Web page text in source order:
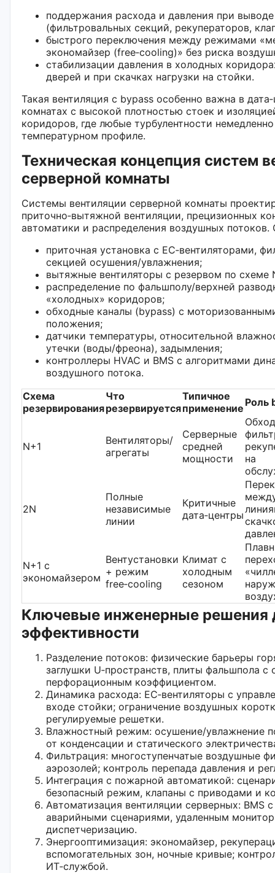
поддержания расхода и давления при
(фильтровальных секций, рекуператоров,
быстрого переключения между режимами
экономайзер (free‑cooling)» без риска
стабилизации давления в холодных
дверей и при скачках нагрузки на стойки.
Такая вентиляция с bypass особенно важна в
комнатах с высокой плотностью стоек и
коридоров, где любые турбулентности
температурном профиле.
Техническая концепция систем
серверной комнаты
Системы вентиляции серверной комнаты
приточно‑вытяжной вентиляции, прецизионных
автоматики и распределения воздушных
приточная установка с EC‑вентиляторами,
секцией осушения/увлажнения;
вытяжные вентиляторы с резервом по схеме
распределение по фальшполу/верхней
«холодных» коридоров;
обходные каналы (bypass) с
положения;
датчики температуры, относительной
утечки (воды/фреона), задымления;
контроллеры HVAC и BMS с алгоритмами
воздушного потока.
Схема
резервирования
Что
резервируется
Типичное
применение Роль
N+1
Вентиляторы/
агрегаты
Серверные
средней
мощности
Обход
на
2N
Полные
независимые
линии
Критичные
дата‑центры
N+1 с
экономайзером
Вентустановки
+ режим
free‑cooling
Климат с
холодным
сезоном
Ключевые инженерные решения
эффективности
Разделение потоков: физические барьеры
заглушки U‑пространств, плиты фальшпола с
перфорационным коэффициентом.
Динамика расхода: EC‑вентиляторы с
входе стойки; ограничение воздушных
регулируемые решетки.
Влажностный режим: осушение/увлажнение
от конденсации и статического
Фильтрация: многоступенчатые воздушные
аэрозолей; контроль перепада давления и
Интеграция с пожарной автоматикой:
безопасный режим, клапаны с приводами и
Автоматизация вентиляции серверных: BMS
аварийными сценариями, удаленным
диспетчеризацию.
Энергооптимизация: экономайзер,
вспомогательных зон, ночные кривые;
ИТ‑службой.